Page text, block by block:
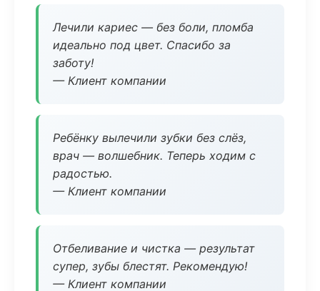
Лечили кариес — без боли, пломба
идеально под цвет. Спасибо за
заботу!
— Клиент компании
Ребёнку вылечили зубки без слёз,
врач — волшебник. Теперь ходим с
радостью.
— Клиент компании
Отбеливание и чистка — результат
супер, зубы блестят. Рекомендую!
— Клиент компании